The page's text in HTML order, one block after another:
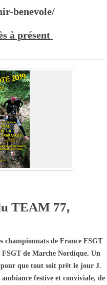
benevole/
à présent
TEAM 77,
championnats de France FSGT
de Marche Nordique. Un
que tout soit prêt le jour J.
festive et conviviale, de